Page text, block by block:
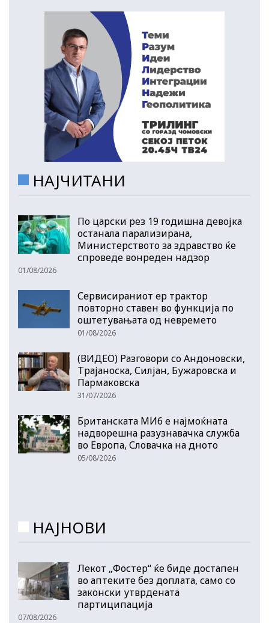
НАЈЧИТАНИ
По царски рез 19 годишна девојка
останала парализирана,
Министерството за здравство ќе
спроведе вонреден надзор
01/08/2026
Сервисираниот ер трактор
повторно ставен во функција по
оштетувањата од невремето
01/08/2026
(ВИДЕО) Разговори со Андоновски,
Трајаноска, Силјан, Бужаровска и
Пармаковска
31/07/2026
Британската МИ6 е најмоќната
надворешна разузнавачка служба
во Европа, Словачка на дното
05/08/2026
НАЈНОВИ
Лекот „Фостер“ ќе биде достапен
во аптеките без доплата, само со
законски утврдената
партиципација
07/08/2026